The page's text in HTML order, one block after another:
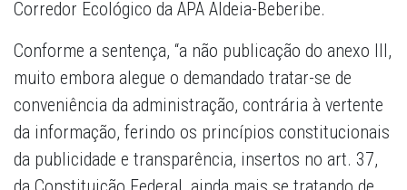
Corredor Ecológico da APA Aldeia-Beberibe.
Conforme a sentença, “a não publicação do anexo III,
muito embora alegue o demandado tratar-se de
conveniência da administração, contrária à vertente
da informação, ferindo os princípios constitucionais
da publicidade e transparência, insertos no art. 37,